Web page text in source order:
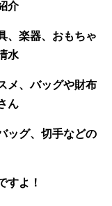
介
、楽器、おもちゃ
水
メ、バッグや財布
ん
ッグ、切手などの
すよ！